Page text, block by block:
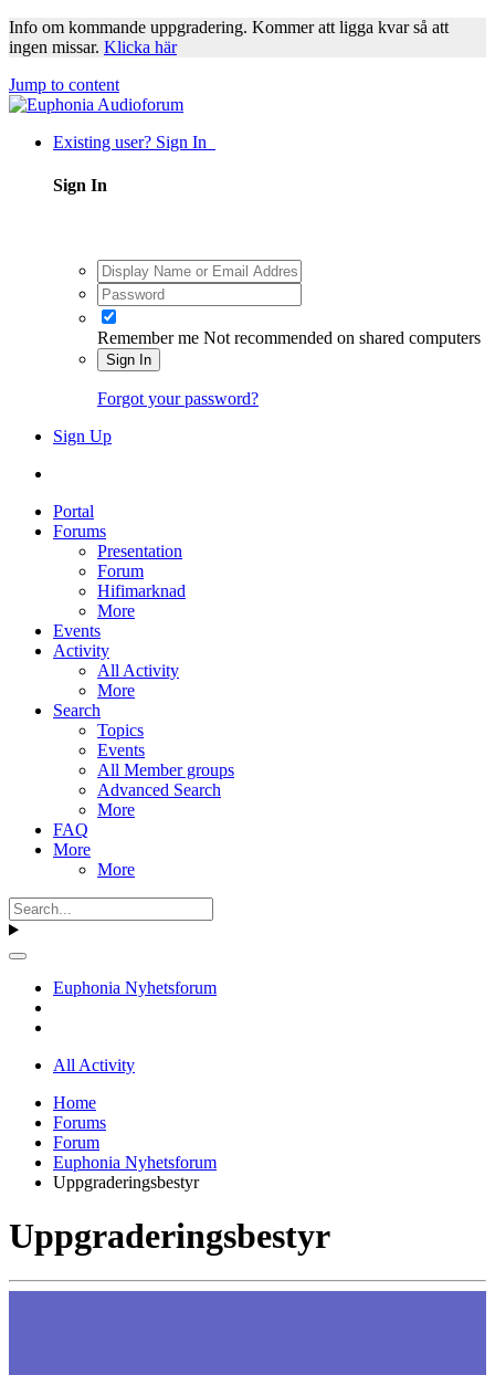
Info om kommande uppgradering. Kommer att ligga kvar så att
ingen missar. Klicka här
Jump to content
Existing user? Sign In
Sign In
Remember me Not recommended on shared computers
Sign In
Forgot your password?
Sign Up
Portal
Forums
Presentation
Forum
Hifimarknad
More
Events
Activity
All Activity
More
Search
Topics
Events
All Member groups
Advanced Search
More
FAQ
More
More
Euphonia Nyhetsforum
All Activity
Home
Forums
Forum
Euphonia Nyhetsforum
Uppgraderingsbestyr
Uppgraderingsbestyr